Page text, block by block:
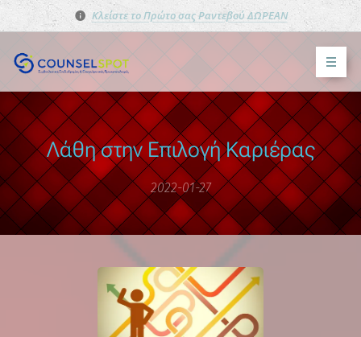
Κλείστε το Πρώτο σας Ραντεβού ΔΩΡΕΑΝ
Λάθη στην Επιλογή Καριέρας
2022-01-27